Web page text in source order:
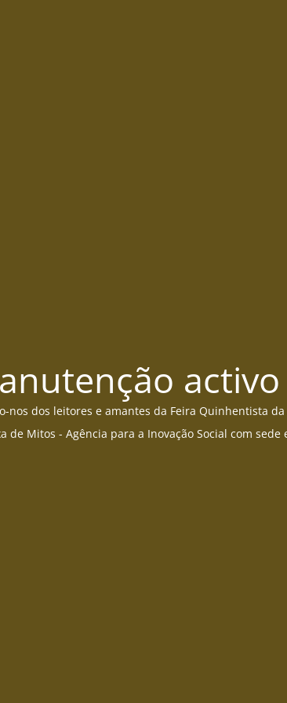
nos dos leitores e amantes da Feira Quinhentista
de Mitos - Agência para a Inovação Social com sede